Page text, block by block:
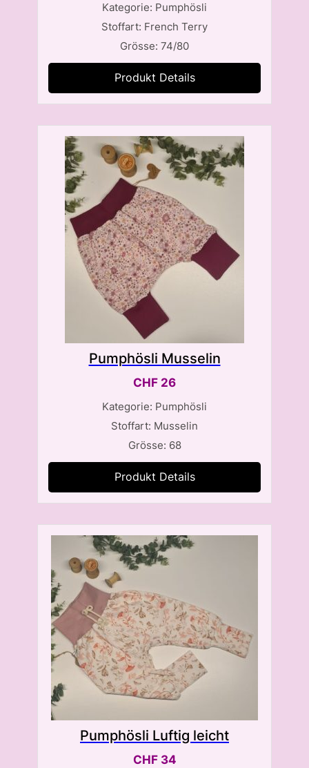
Kategorie: Pumphösli
Stoffart: French Terry
Grösse: 74/80
Produkt Details
Pumphösli Musselin
CHF 26
Kategorie: Pumphösli
Stoffart: Musselin
Grösse: 68
Produkt Details
Pumphösli Luftig leicht
CHF34